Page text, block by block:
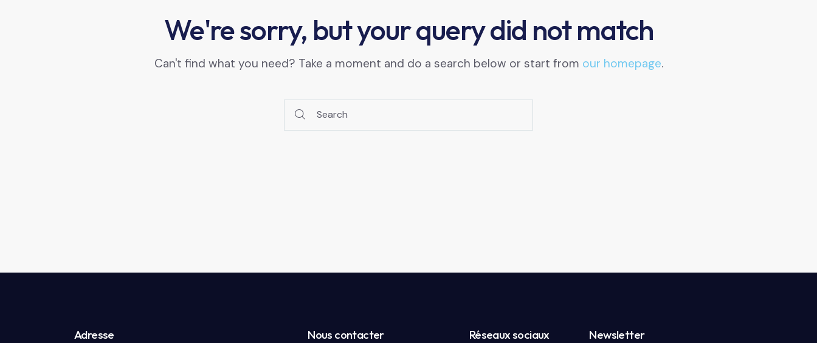
We're sorry, but your query did not match
Can't find what you need? Take a moment and do a search below or start from our homepage.
Adresse Nous contacter Réseaux sociaux Newsletter